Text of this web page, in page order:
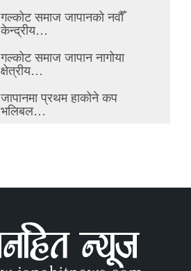
गल्कोट समाज जापानको नवौँ
केन्द्रीय…
गल्कोट समाज जापान नागोया
क्षेत्रीय…
जापानमा प्रथम हाकोने कप
भलिबल…